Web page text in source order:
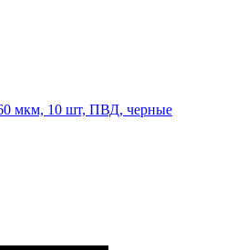
мкм, 10 шт, ПВД, черные